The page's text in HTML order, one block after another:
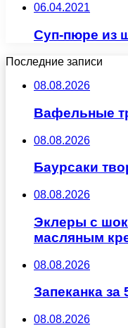
06.04.2021
Суп-пюре из
Последние записи
08.08.2026
Вафельные
08.08.2026
Баурсаки
08.08.2026
Эклеры с
масляным
08.08.2026
Запеканка за
08.08.2026